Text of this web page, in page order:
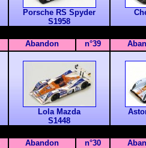
Porsche RS Spyder
S1958
Abandon n°39
Lola Mazda
S1448
Abandon n°30